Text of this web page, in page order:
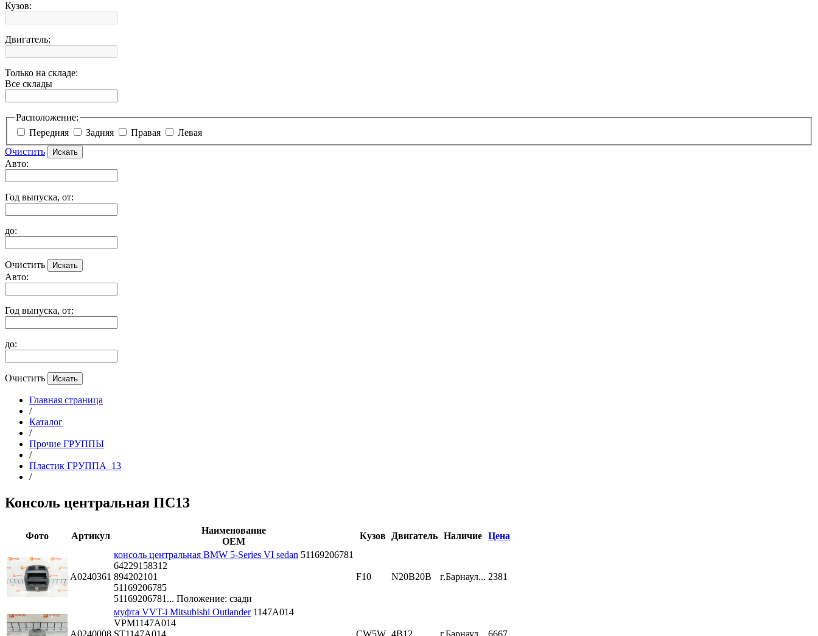
Кузов:
Двигатель:
Только на складе:
Все склады
Расположение:
Передняя
Задняя Правая
Левая
Очистить
Авто:
Год выпуска, от:
до:
Очистить
Авто:
Год выпуска, от:
до:
Очистить
Главная страница
/
Каталог
/
Прочие ГРУППЫ
/
Пластик ГРУППА_13
/
Консоль центральная ПС13
Фото Артикул
Наименование
ОЕМ
Кузов Двигатель Наличие Цена
A0240361
консоль центральная BMW 5-Series VI sedan 51169206781
64229158312
894202101
51169206785
51169206781... Положение: сзади
F10 N20B20B г.Барнаул... 2381
муфта VVT-i Mitsubishi Outlander 1147A014
VPM1147A014